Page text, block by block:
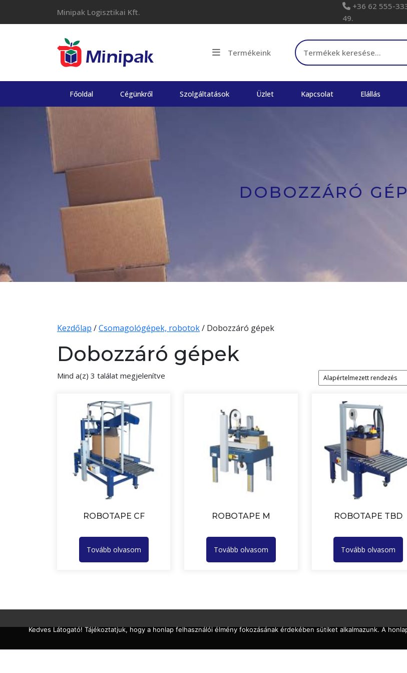
Minipak Logisztikai Kft.
+36 62 555-
49.
Termékeink
Keresés a következőre:
Főoldal Cégünkről Szolgáltatások Üzlet Kapcsolat Elállás
DOBOZZÁRÓ
Kezdőlap /Csomagológépek, robotok/ Dobozzáró gépek
Dobozzáró gépek
Mind a(z) 3 találat megjelenítve
ROBOTAPE CF
Tovább olvasom
ROBOTAPE M
Tovább olvasom
ROBOTAPE TBD
Tovább olvasom
Kedves Látogató! Tájékoztatjuk, hogy a honlap felhasználói élmény fokozásának érdekében sütiket alkalmazunk. A